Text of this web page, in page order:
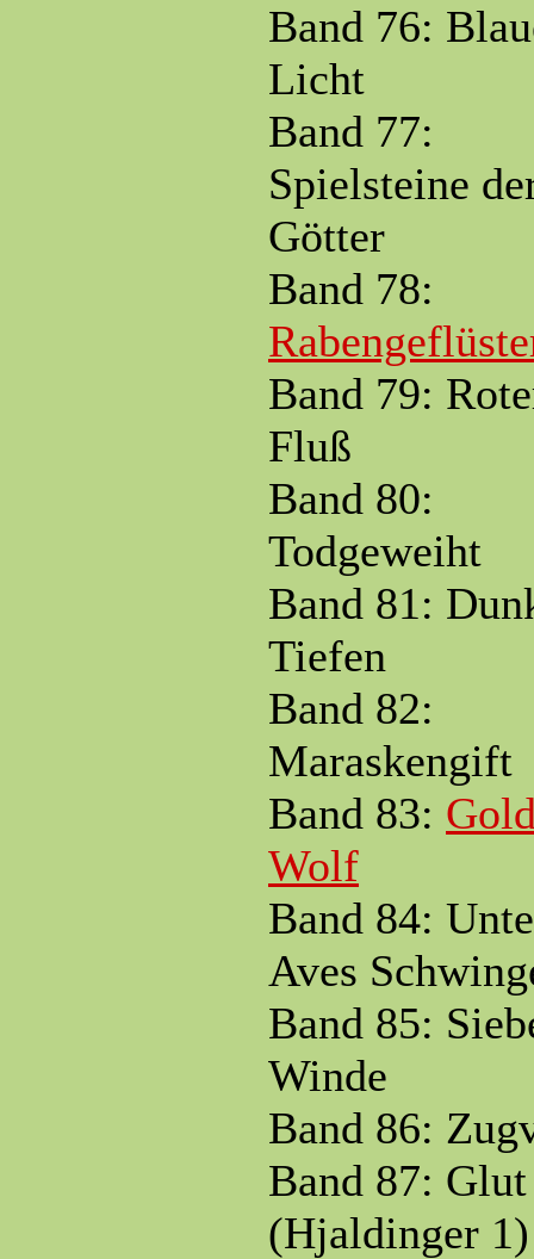
Band 76:
Licht
Band 77:
Spielsteine
Götter
Band 78:
Band 79:
Fluß
Band 80:
Todgeweiht
Band 81:
Tiefen
Band 82:
Maraskengift
Band 83:
Wolf
Band 84:
Aves
Band 85:
Winde
Band 86:
Band 87: Glut
(Hjaldinger 1)